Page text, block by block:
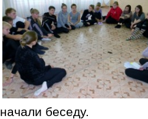
начали беседу.